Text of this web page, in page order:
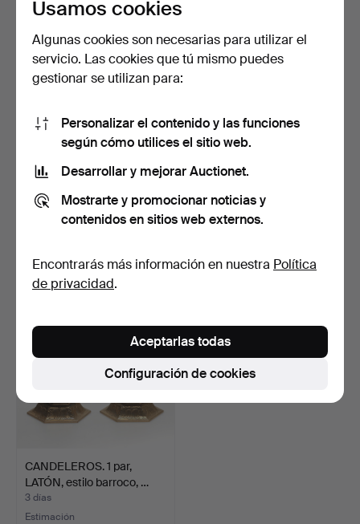
CANDELABRO DE BARCO
Y CANDELABRO. LATÓN,
53 USD
CANDELEROS. 5 uds.,
LATÓN y metal.
3 días
53 USD
CANDELEROS. 1 par,
LATÓN, estilo barroco, …
3 días
Estimación
Usamos cookies
Algunas cookies son necesarias para utilizar el
servicio. Las cookies que tú mismo puedes
gestionar se utilizan para:
Personalizar el contenido y las funciones
según cómo utilices el sitio web.
Desarrollar y mejorar Auctionet.
Mostrarte y promocionar noticias y
contenidos en sitios web externos.
Encontrarás más información en nuestra Política
de privacidad.
Configuración de cookies
Aceptarlas todas